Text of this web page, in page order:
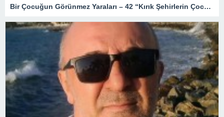
Bir Çocuğun Görünmez Yaraları – 42 “Kırık Şehirlerin Çocukları”